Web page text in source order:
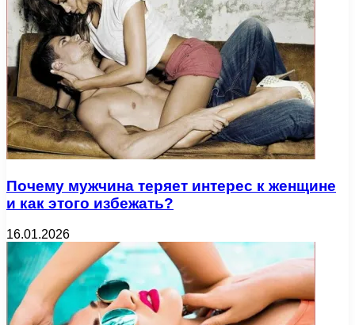
Почему мужчина теряет интерес к женщине
и как этого избежать?
16.01.2026